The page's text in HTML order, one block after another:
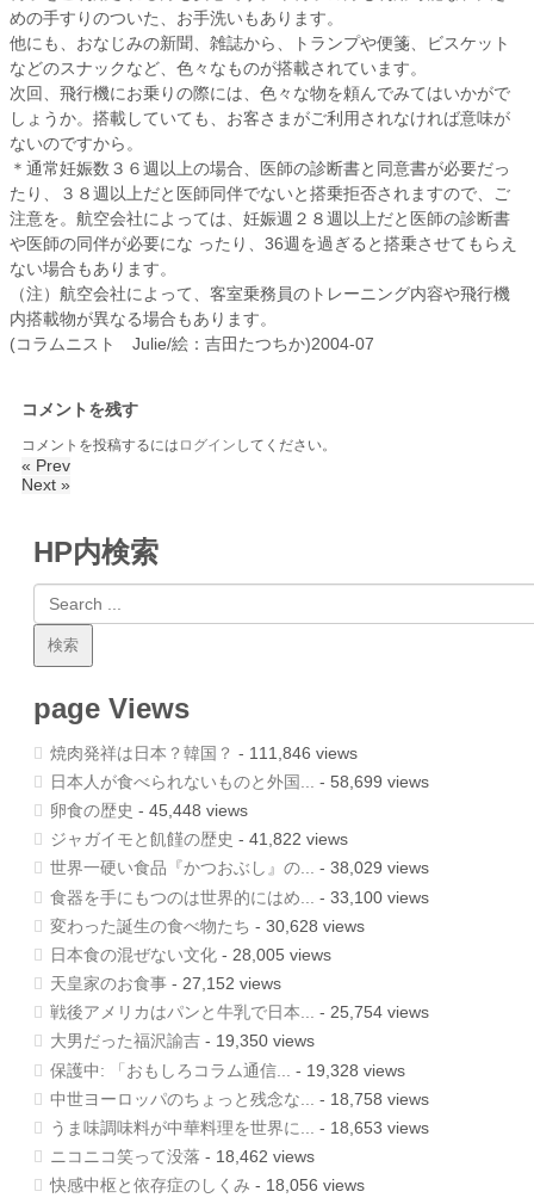
めの手すりのついた、お手洗いもあります。
他にも、おなじみの新聞、雑誌から、トランプや便箋、ビスケット
などのスナックなど、色々なものが搭載されています。
次回、飛行機にお乗りの際には、色々な物を頼んでみてはいかがで
しょうか。搭載していても、お客さまがご利用されなければ意味が
ないのですから。
＊通常妊娠数３６週以上の場合、医師の診断書と同意書が必要だっ
たり、３８週以上だと医師同伴でないと搭乗拒否されますので、ご
注意を。航空会社によっては、妊娠週２８週以上だと医師の診断書
や医師の同伴が必要にな ったり、36週を過ぎると搭乗させてもらえ
ない場合もあります。
（注）航空会社によって、客室乗務員のトレーニング内容や飛行機
内搭載物が異なる場合もあります。
(コラムニスト Julie/絵：吉田たつちか)2004-07
コメントを残す
コメントを投稿するには ログイン してください。
« Prev
Next »
HP内検索
page Views
焼肉発祥は日本？韓国？ - 111,846 views
日本人が食べられないものと外国...
- 58,699 views
卵食の歴史 - 45,448 views
ジャガイモと飢饉の歴史 - 41,822 views
世界一硬い食品『かつおぶし』の... - 38,029 views
食器を手にもつのは世界的にはめ...
- 33,100 views
変わった誕生の食べ物たち - 30,628 views
日本食の混ぜない文化 - 28,005 views
天皇家のお食事 - 27,152 views
戦後アメリカはパンと牛乳で日本... - 25,754 views
大男だった福沢諭吉 - 19,350 views
保護中: 「おもしろコラム通信...
- 19,328 views
中世ヨーロッパのちょっと残念な...
- 18,758 views
うま味調味料が中華料理を世界に...
- 18,653 views
ニコニコ笑って没落 - 18,462 views
快感中枢と依存症のしくみ - 18,056 views